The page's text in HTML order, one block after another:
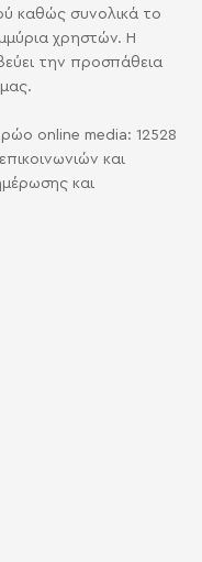
καθώς συνολικά το
χρηστών. Η
την προσπάθεια
online media: 12528
και
και